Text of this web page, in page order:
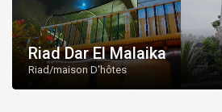
Riad Dar El Malaika
Riad/maison D'hôtes